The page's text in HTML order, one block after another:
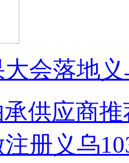
大会落地
供应商
注册义乌